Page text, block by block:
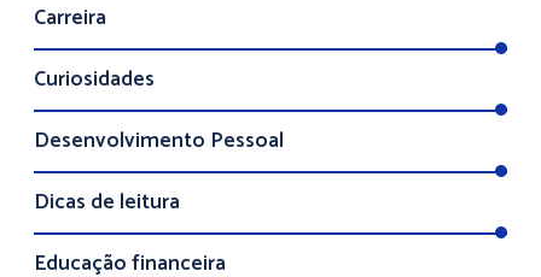
Carreira
Curiosidades
Desenvolvimento Pessoal
Dicas de leitura
Educação financeira